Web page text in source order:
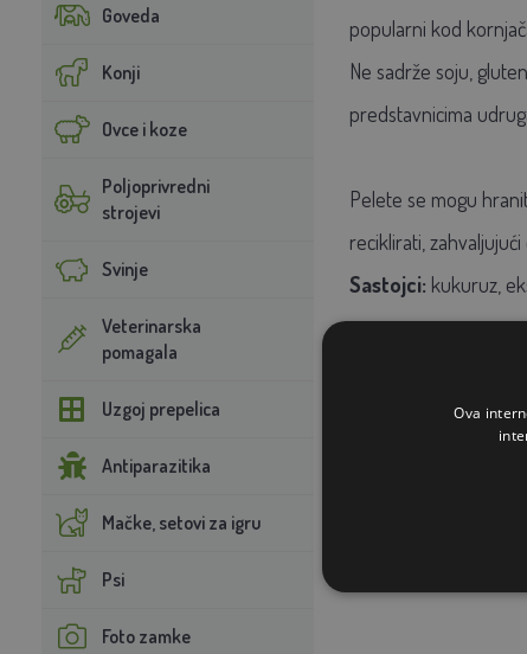
Goveda
Konji
Ovce i koze
Poljoprivredni
strojevi
Svinje
Veterinarska
pomagala
Uzgoj prepelica
Antiparazitika
Mačke, setovi za igru
Psi
Foto zamke
popularni kod
Ne sadrže soju,
predstavnicima
Pelete se mogu
reciklirati,
Sastojci: kukuruz,
Ova